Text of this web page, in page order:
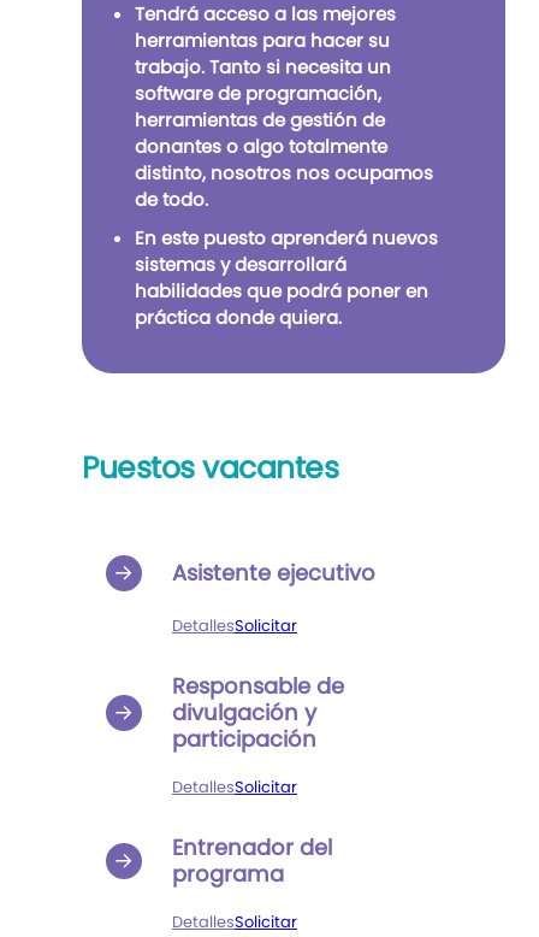
Tendrá acceso a las mejores
herramientas para hacer su
trabajo. Tanto si necesita un
software de programación,
herramientas de gestión de
donantes o algo totalmente
distinto, nosotros nos ocupamos
de todo.
En este puesto aprenderá nuevos
sistemas y desarrollará
habilidades que podrá poner en
práctica donde quiera.
Puestos vacantes
Asistente ejecutivo
DetallesSolicitar
Responsable de
divulgación y
participación
DetallesSolicitar
Entrenador del
programa
DetallesSolicitar